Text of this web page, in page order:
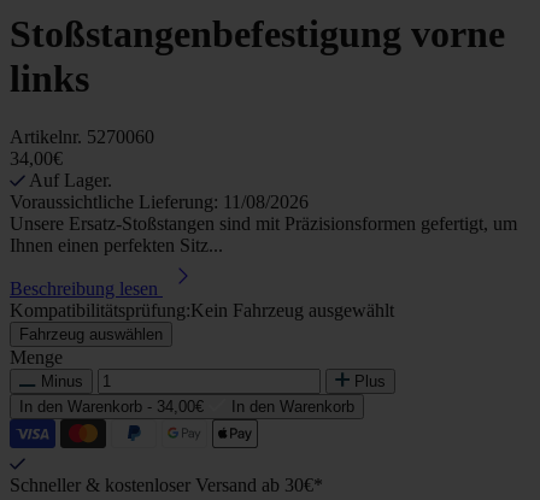
Stoßstangenbefestigung vorne
links
Artikelnr. 5270060
34,00€
Auf Lager.
Voraussichtliche Lieferung: 11/08/2026
Unsere Ersatz-Stoßstangen sind mit Präzisionsformen gefertigt, um
Ihnen einen perfekten Sitz...
Beschreibung lesen
Kompatibilitätsprüfung:Kein Fahrzeug ausgewählt
Fahrzeug auswählen
Menge
Minus
Plus
In den Warenkorb - 34,00€ In den Warenkorb
Schneller & kostenloser Versand ab 30€*